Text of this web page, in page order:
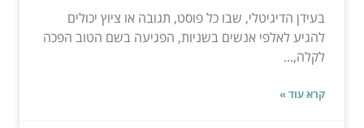
בעידן הדיגיטלי, שבו כל פוסט, תגובה או ציוץ יכולים
להגיע לאלפי אנשים בשניות, הפגיעה בשם הטוב הפכה
לקלה,...
קרא עוד »